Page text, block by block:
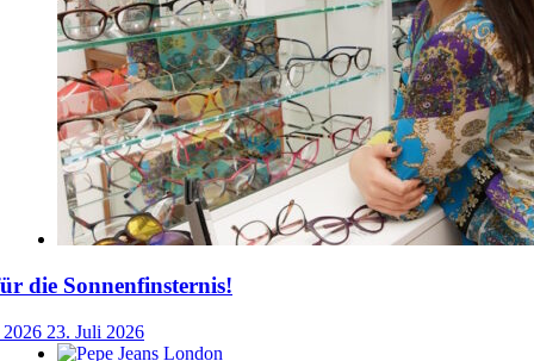
die Sonnenfinsternis!
23. Juli 2026